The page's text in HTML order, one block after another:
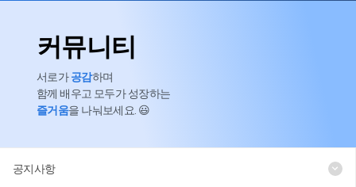
커뮤니티
서로가공감하며
함께 배우고 모두가 성장하는
즐거움을 나눠보세요. 😃
공지사항